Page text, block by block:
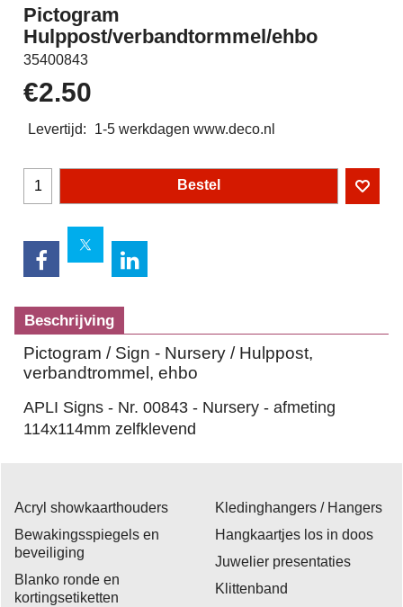
Pictogram
Hulppost/verbandtormmel/ehbo
35400843
€2.50
Levertijd: 1-5 werkdagen www.deco.nl
Bestel
Beschrijving
Pictogram / Sign - Nursery / Hulppost,
verbandtrommel, ehbo
APLI Signs - Nr. 00843 - Nursery - afmeting
114x114mm zelfklevend
Acryl showkaarthouders
Bewakingsspiegels en
beveiliging
Blanko ronde en
kortingsetiketten
Kledinghangers / Hangers
Hangkaartjes los in doos
Juwelier presentaties
Klittenband